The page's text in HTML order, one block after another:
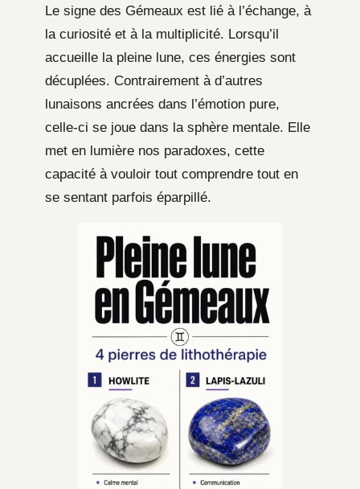
Le signe des Gémeaux est lié à l’échange, à
la curiosité et à la multiplicité. Lorsqu’il
accueille la pleine lune, ces énergies sont
décuplées. Contrairement à d’autres
lunaisons ancrées dans l’émotion pure,
celle-ci se joue dans la sphère mentale. Elle
met en lumière nos paradoxes, cette
capacité à vouloir tout comprendre tout en
se sentant parfois éparpillé.